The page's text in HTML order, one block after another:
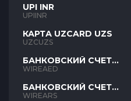
UPI INR
UPIINR
КАРТА UZCARD UZS
UZCUZS
БАНКОВСКИЙ СЧЕТ
AED
WIREAED
БАНКОВСКИЙ СЧЕТ
ARS
WIREARS